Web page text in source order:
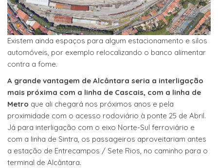
Existem ainda espaços para algum estacionamento e silos
automóveis, por exemplo relocalizando o banco alimentar
contra a fome.
A grande vantagem de Alcântara seria a interligação
mais próxima com a linha de Cascais, com a linha de
Metro que ali chegará nos próximos anos e pela
proximidade com o acesso rodoviário à ponte 25 de Abril.
Já para interligação com o eixo Norte-Sul ferroviário e
com a linha de Sintra, os passageiros aproveitariam antes
a estação de Entrecampos / Sete Rios, no caminho para o
terminal de Alcântara.